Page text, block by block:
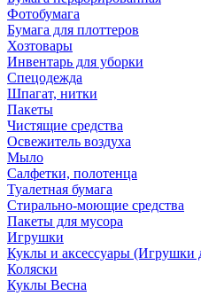
Фотобумага
Бумага для плоттеров
Хозтовары
Инвентарь для уборки
Спецодежда
Шпагат, нитки
Пакеты
Чистящие средства
Освежитель воздуха
Мыло
Салфетки, полотенца
Туалетная бумага
Стирально-моющие средства
Пакеты для мусора
Игрушки
Куклы и аксессуары (Игрушки
Коляски
Куклы Весна